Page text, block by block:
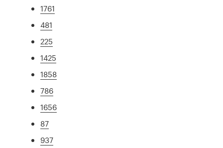
1761
481
225
1425
1858
786
1656
87
937